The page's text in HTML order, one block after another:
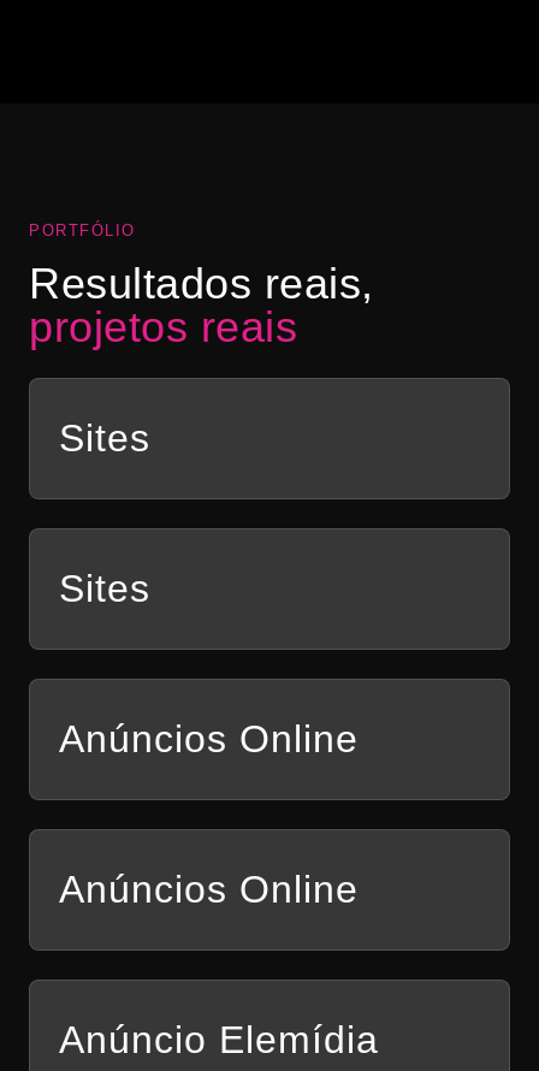
PORTFÓLIO
Resultados reais,
projetos reais
Sites
Sites
Anúncios Online
Anúncios Online
Anúncio Elemídia